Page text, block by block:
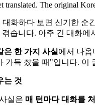
translated. The original
화하다 보면 신기한 순
습니다. 아주 긴 대화
은 한 가지 사실 에서 나옵
가득 찼을 때"입니다. 이
는 것
실은 매 턴마다 대화를